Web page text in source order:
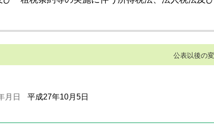
公表以後の
月日 平成27年10月5日